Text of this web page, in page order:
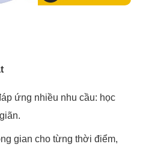
ứng nhiều nhu cầu: học
gian cho từng thời điểm,